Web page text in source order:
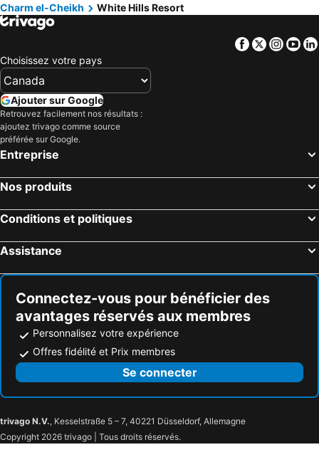
Charm el-Cheikh
White Hills Resort
Facebook
Twitter
Choisissez votre pays
Ajouter sur Google
Retrouvez facilement nos résultats :
ajoutez trivago comme source
préférée sur Google.
Entreprise
Nos produits
Conditions et politiques
Assistance
Connectez-vous pour bénéficier des
avantages réservés aux membres
Personnalisez votre expérience
Offres fidélité et Prix membres
Se connecter
trivago N.V., Kesselstraße 5 – 7, 40221 Düsseldorf, Allemagne
Copyright 2026 trivago | Tous droits réservés.